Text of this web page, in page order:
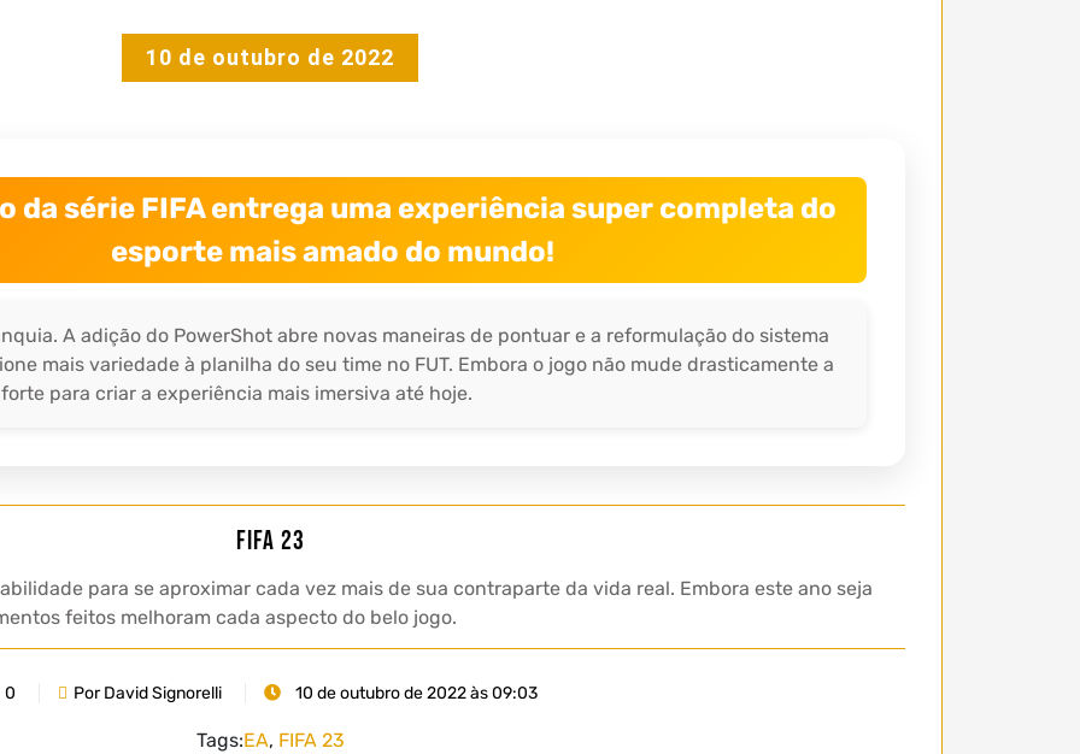
10 de outubro de 2022
da série FIFA entrega uma experiência super completa do
esporte mais amado do mundo!
A adição do PowerShot abre novas maneiras de pontuar e a reformulação do sistema
mais variedade à planilha do seu time no FUT. Embora o jogo não mude drasticamente a
para criar a experiência mais imersiva até hoje.
FIFA 23
para se aproximar cada vez mais de sua contraparte da vida real. Embora este ano seja
feitos melhoram cada aspecto do belo jogo.
0 Por David Signorelli 10 de outubro de 2022 às 09:03
Tags:EA, FIFA 23